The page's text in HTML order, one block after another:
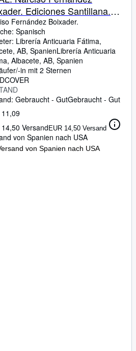
Ediciones Santillana.
Contiene 404 páginas. Tapa
plena tela color salmón y
con caracteres dorados.
cuarta. Estado: Señales
de uso.
Fernández Boixader.
Spanisch
Librería Anticuaria Fátima,
AB, SpanienLibrería Anticuaria
, Albacete, AB, Spanien
in mit 2 Sternen
Gebraucht - GutGebraucht - Gut
11,09
14,50 VersandEUR 14,50 Versand
von Spanien nach USA
von Spanien nach USA